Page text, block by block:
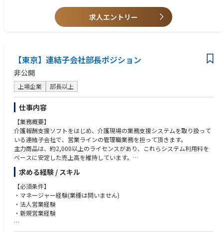
■ヤマシタで得られる経験
・業界大手のリネンサプライ事業で、全国の供給網（協力企業ネットワー
ク）を自らの開拓で広げる経験。
・新工場建設など大型投資が進む成長事業で、サプライチェーン戦略の中
核を担う経験。
・開拓から品質管理の仕組み化への接続まで、パートナーマネジメントの
全体像に関わる経験。
・観光立国・インバウンドという社会テーマのインフラサービスを支える
経験。
求人エントリー
【東京】連結子会社部長ポジション
非公開
上場企業 部長以上
仕事内容
【業務概要】
介護報酬支援ソフトをはじめ、介護現場の業務支援システムを取り扱って
いる連結子会社で、営業ラインの管理職業務を担って頂きます。
主力商品は、約2,000以上のライセンスがあり、これらシステム利用料を
ベースに安定した売上高を維持しています。
【業務説明】
営業部全体の責任者として、事業成長を牽引していただくポジションで
す。
介護事業者向けの保険請求ソフト・介護記録ソフト・アセスメント支援ソ
フトなどの自社開発システムや、介護現場で使用する周辺機器の営業活動
に加え、介護事業者が抱えるさまざまな課題をDXの力で解決するソリュー
求める経験 / スキル
【必須条件】
・マネージャー経験(業種は問いません)
・法人営業経験
・新規営業経験